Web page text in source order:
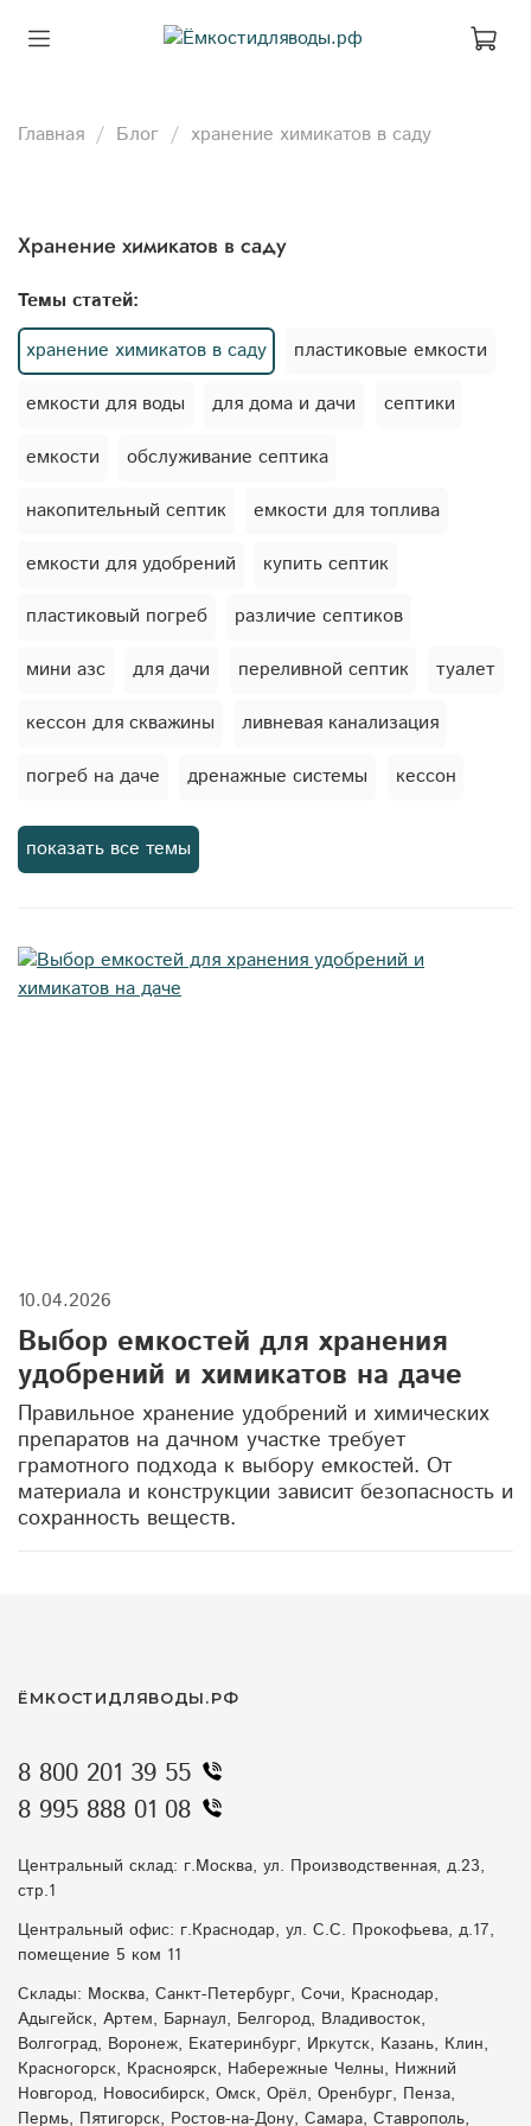
Главная Блог хранение химикатов в саду
хранение химикатов в саду
Темы статей:
хранение химикатов в саду
пластиковые емкости
емкости для воды
для дома и дачи
септики
емкости
обслуживание септика
накопительный септик
емкости для топлива
емкости для удобрений
купить септик
пластиковый погреб
различие септиков
мини азс
для дачи переливной септик
туалет
кессон для скважины
ливневая канализация
погреб на даче
дренажные системы
кессон
мягкие емкости
автономная канализация
торфяной туалет
септик для дачи
защита фундамента
септики для частного дома
канализация
емкости купить
утепление септика
техническая ванна
дренажные колодцы для участка
как выбрать емкость
емкости с конусным дном
септик летом
биофильтрация в жару
защита от подтоплений
перегрев септика
контейнеры
емкость для воды
жир в канализации
дренажные тоннели
показать все темы
10.04.2026
Выбор емкостей для хранения
удобрений и химикатов на даче
Правильное хранение удобрений и химических
препаратов на дачном участке требует
грамотного подхода к выбору емкостей. От
материала и конструкции зависит безопасность и
сохранность веществ.
ЁМКОСТИДЛЯВОДЫ.РФ
8 800 201 39 55
8 995 888 01 08
Центральный склад: г.Москва, ул. Производственная, д.23,
стр.1
Центральный офис: г.Краснодар, ул. С.С. Прокофьева, д.17,
помещение 5 ком 11
Склады: Москва, Санкт-Петербург, Сочи, Краснодар,
Адыгейск, Артем, Барнаул, Белгород, Владивосток,
Волгоград, Воронеж, Екатеринбург, Иркутск, Казань, Клин,
Красногорск, Красноярск, Набережные Челны, Нижний
Новгород, Новосибирск, Омск, Орёл, Оренбург, Пенза,
Пермь, Пятигорск, Ростов-на-Дону, Самара, Ставрополь,